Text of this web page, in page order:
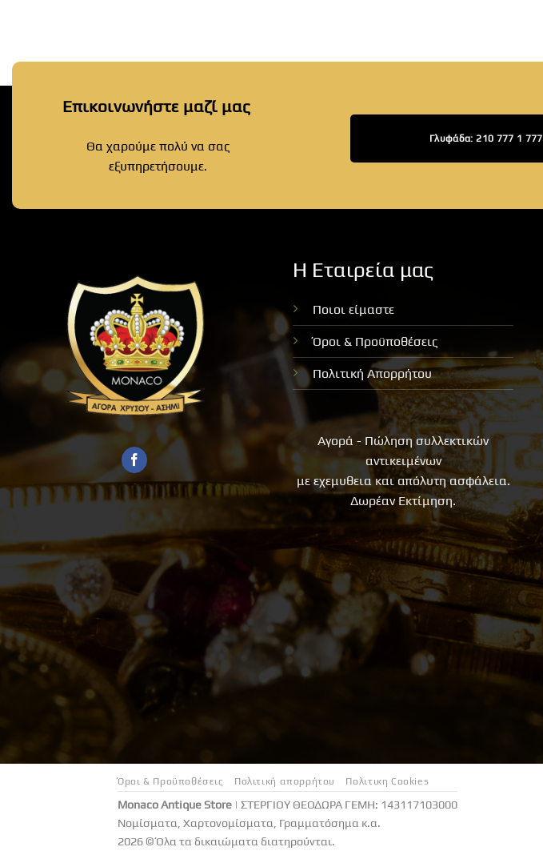
Επικοινωνήστε μαζί μας
Θα χαρούμε πολύ να σας
εξυπηρετήσουμε.
Γλυφάδα: 210 777 1 777
Η Εταιρεία μας
Ποιοι είμαστε
Όροι & Προϋποθέσεις
Πολιτική Απορρήτου
Αγορά - Πώληση συλλεκτικών
αντικειμένων
με εχεμυθεια και απόλυτη ασφάλεια.
Δωρέαν Εκτίμηση.
Όροι & Προϋποθέσεις Πολιτική απορρήτου Πολιτικη Cookies
Monaco Antique Store | ΣΤΕΡΓΙΟΥ ΘΕΟΔΩΡΑ ΓΕΜΗ: 143117103000
Νομίσματα, Χαρτονομίσματα, Γραμματόσημα κ.α.
2026 © Όλα τα δικαιώματα διατηρούνται.